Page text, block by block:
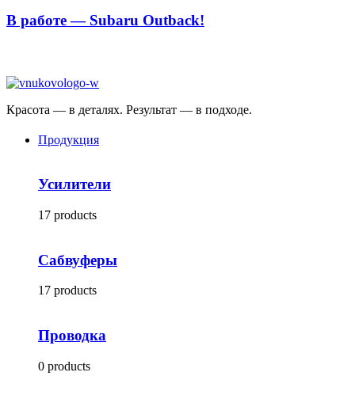
В работе — Subaru Outback!
Красота — в деталях. Результат — в подходе.
Продукция
Усилители
17 products
Сабвуферы
17 products
Проводка
0 products